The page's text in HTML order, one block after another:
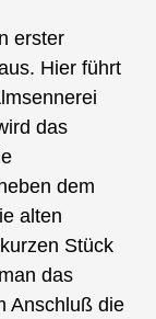
erster
Hier führt
das
dem
alten
Stück
das
Anschluß die